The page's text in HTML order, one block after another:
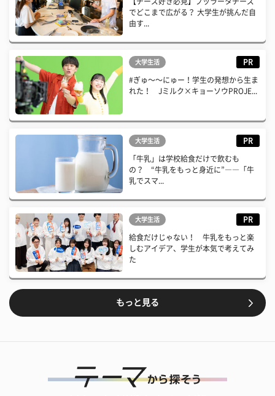
【チーズ好き必見】ブッラータチーズ
でどこまで広がる？ 大学生が挑んだ自
由す...
大学生活 PR
#ぎゅ〜〜にゅー！学生の発想から生ま
れた！ Jミルク×キョーソウPROJE...
大学生活 PR
「牛乳」は学校給食だけで飲むも
の？ “牛乳をもっと身近に”――「牛
乳でスマ...
大学生活 PR
給食だけじゃない！ 牛乳をもっと楽
しむアイデア、学生が本気で考えてみ
た
もっと見る